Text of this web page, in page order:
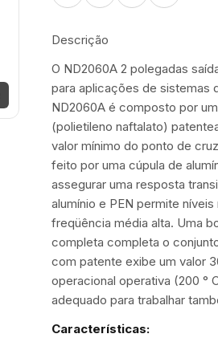
Descrição
O ND2060A 2 polegadas
para aplicações de sistemas
ND2060A é composto por
(polietileno naftalato)
valor mínimo do ponto de
feito por uma cúpula de
assegurar uma resposta
alumínio e PEN permite
freqüência média alta. Uma
completa completa o
com patente exibe um valor
operacional operativa (200 °
adequado para trabalhar
Características: